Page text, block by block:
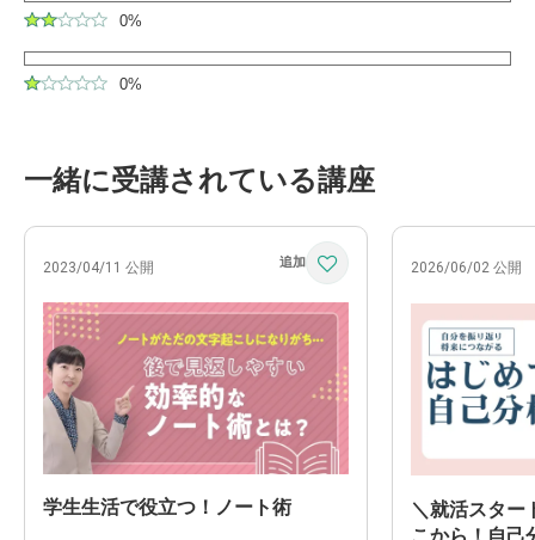
0%
0%
一緒に受講されている講座
2023/04/11 公開
学生生活で役立つ！ノート術
2026/06/02 公開
＼就活スタ